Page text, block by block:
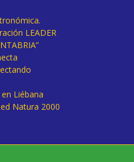
LEADER
Liébana
Natura 2000